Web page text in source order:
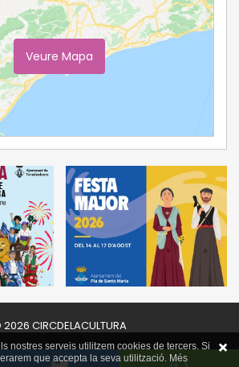
Veure Mapa
CIRCDELACULTURA
nostres serveis utilitzem cookies de tercers. Si
que accepta la seva utilització. Més